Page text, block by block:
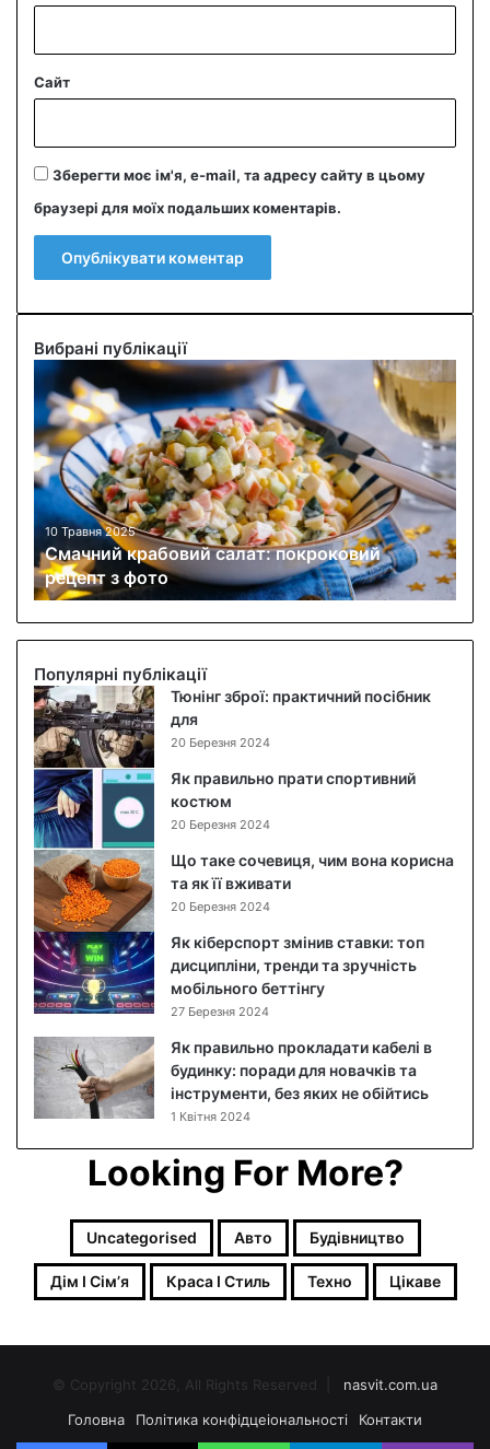
Сайт
Зберегти моє ім'я, e-mail, та адресу сайту в цьому
браузері для моїх подальших коментарів.
Вибрані публікації
С
м
ч
н
и
й
к
р
а
б
о
в
и
й
с
а
л
а
т
:
п
о
к
р
о
к
о
в
и
й
р
е
е
о
10 Травня 2025
Смачний крабовий салат: покроковий
рецепт з фото
Популярні публікації
Тюнінг зброї: практичний посібник
для
20 Березня 2024
Як правильно прати спортивний
костюм
20 Березня 2024
Що таке сочевиця, чим вона корисна
та як її вживати
20 Березня 2024
Як кіберспорт змінив ставки: топ
дисципліни, тренди та зручність
мобільного беттінгу
27 Березня 2024
Як правильно прокладати кабелі в
будинку: поради для новачків та
інструменти, без яких не обійтись
1 Квітня 2024
Looking For More?
Uncategorised Авто Будівництво
Дім І Сімʼя Краса І Стиль Техно Цікаве
© Copyright 2026, All Rights Reserved |
nasvit.com.ua
Головна
Політика конфідцеіональності Контакти